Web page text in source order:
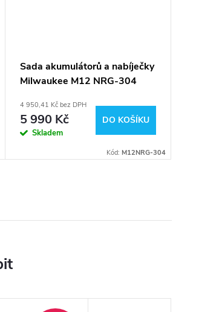
Sada akumulátorů a nabíječky
Milwaukee M12 NRG-304
4 950,41 Kč bez DPH
5 990 Kč
Skladem
DO KOŠÍKU
Kód: M12NRG-304